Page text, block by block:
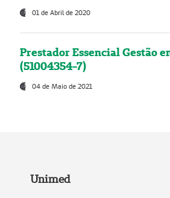
01 de Abril de 2020
Prestador Essencial Gestão
(51004354-7)
04 de Maio de 2021
Unimed